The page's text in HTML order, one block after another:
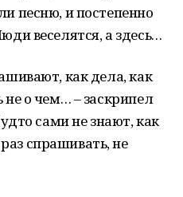
песню, и постепенно
веселятся, а здесь…
как дела, как
не о чем… – заскрипел
сами не знают, как
спрашивать, не